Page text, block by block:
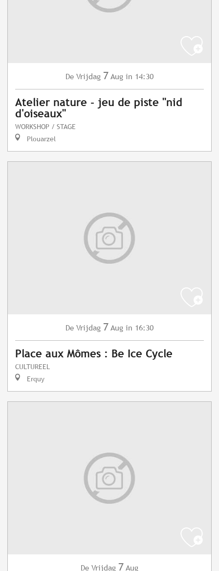
De Vrijdag 7 Aug in 14:30
Atelier nature - jeu de piste "nid
d'oiseaux"
WORKSHOP / STAGE
Plouarzel
De Vrijdag 7 Aug in 16:30
Place aux Mômes : Be Ice Cycle
CULTUREEL
Erquy
De Vrijdag 7 Aug